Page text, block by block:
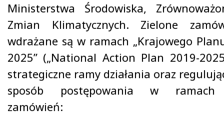
Ministerstwa Środowiska,
Zmian Klimatycznych. Zielone
wdrażane są w ramach „Krajowego
2025” („National Action Plan 2019-
strategiczne ramy działania oraz
sposób postępowania w ramach
zamówień: